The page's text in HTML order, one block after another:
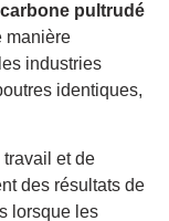
pultrudé
manière
industries
identiques,
et de
des résultats de
lorsque les